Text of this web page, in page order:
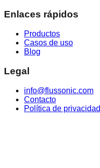
Enlaces rápidos
Productos
Casos de uso
Blog
Legal
info@flussonic.com
Contacto
Política de privacidad